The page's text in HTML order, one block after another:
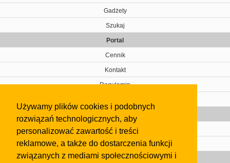
Używamy plików cookies i podobnych
rozwiązań technologicznych, aby
personalizować zawartość i treści
reklamowe, a także do dostarczenia funkcji
związanych z mediami społecznościowymi i
Gadżety
Szukaj
Portal
Cennik
Kontakt
Regulamin
Gazeta
Olkusz
Kontakt
Strefa dla biznesu